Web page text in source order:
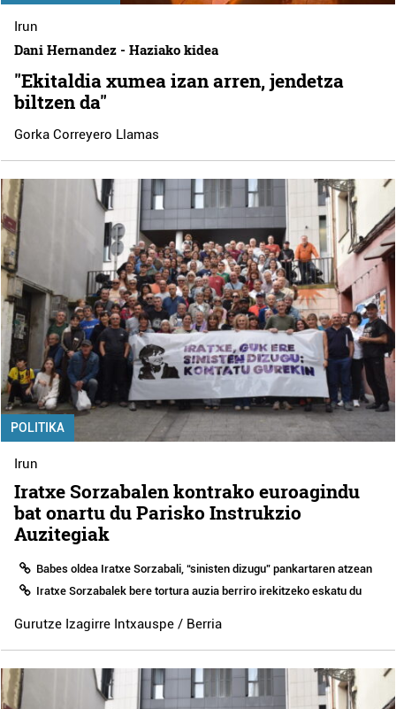
Irun
Dani Hernandez - Haziako kidea
"Ekitaldia xumea izan arren, jendetza
biltzen da"
Gorka Correyero Llamas
POLITIKA
Irun
Iratxe Sorzabalen kontrako euroagindu
bat onartu du Parisko Instrukzio
Auzitegiak
Babes oldea Iratxe Sorzabali, “sinisten dizugu” pankartaren atzean
Iratxe Sorzabalek bere tortura auzia berriro irekitzeko eskatu du
Gurutze Izagirre Intxauspe / Berria